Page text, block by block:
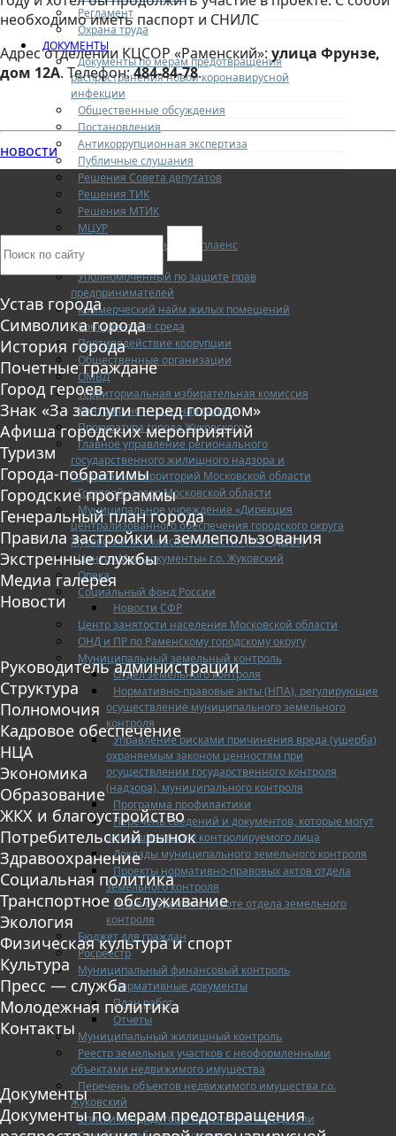
Регламент
Охрана труда
ДОКУМЕНТЫ
Документы по мерам предотвращения
распространения новой коронавирусной
инфекции
Общественные обсуждения
Постановления
Антикоррупционная экспертиза
Публичные слушания
Решения Совета депутатов
Решения ТИК
Решения МТИК
МЦУР
Антимонопольный комплаенс
ОБЩЕСТВО И ВЛАСТЬ
Уполномоченный по защите прав
предпринимателей
Коммерческий найм жилых помещений
Конкурентная среда
Противодействие коррупции
Общественные организации
ОМВД
Территориальная избирательная комиссия
Контрольно — счетная палата
Прокуратура города Жуковского
Главное управление регионального
государственного жилищного надзора и
содержания территорий Московской области
Госстройнадзор Московской области
Муниципальное учреждение «Дирекция
централизованного обеспечения городского округа
Жуковский Московской области» (МУ «ДЦО»)
Центр «Мои документы» г.о. Жуковский
Опека
Социальный фонд России
Новости СФР
Центр занятости населения Московской области
ОНД и ПР по Раменскому городскому округу
Муниципальный земельный контроль
Отдел земельного контроля
Нормативно-правовые акты (НПА), регулирующие
осуществление муниципального земельного
контроля
Управление рисками причинения вреда (ущерба)
охраняемым законом ценностям при
осуществлении государственного контроля
(надзора), муниципального контроля
Программа профилактики
Перечень сведений и документов, которые могут
запрашиваться у контролируемого лица
Доклады муниципального земельного контроля
Проекты нормативно-правовых актов отдела
земельного контроля
Иные сведения о работе отдела земельного
контроля
Бюджет для граждан
Росреестр
Муниципальный финансовый контроль
Нормативные документы
План работ
Отчеты
Муниципальный жилищный контроль
Реестр земельных участков с неоформленными
объектами недвижимого имущества
Перечень объектов недвижимого имущества г.о.
Жуковский
Списки кандидатов в присяжные заседатели
необходимо иметь паспорт и СНИЛС
Адрес отделении КЦСОР «Раменский»: улица Фрунзе,
дом 12А. Телефон:484-84-78.
новости
Устав города
Символика города
История города
Почетные граждане
Город героев
Знак «За заслуги перед городом»
Афиша городских мероприятий
Туризм
Города-побратимы
Городские программы
Генеральный план города
Правила застройки и землепользования
Экстренные службы
Медиа галерея
Новости
Руководитель администрации
Структура
Полномочия
Кадровое обеспечение
НЦА
Экономика
Образование
ЖКХ и благоустройство
Потребительский рынок
Здравоохранение
Социальная политика
Транспортное обслуживание
Экология
Физическая культура и спорт
Культура
Пресс — служба
Молодежная политика
Контакты
Документы
Документы по мерам предотвращения